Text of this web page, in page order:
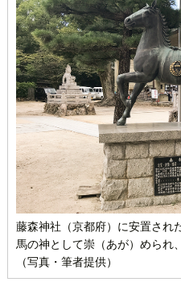
藤森神社（京都府）に安置され
馬の神として崇（あが）められ
（写真・筆者提供）